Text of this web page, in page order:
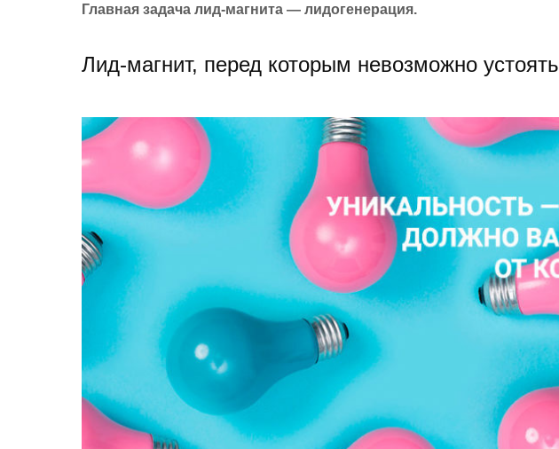
Главная задача лид-магнита — лидогенерация.
Лид-магнит, перед которым невозможно устоять